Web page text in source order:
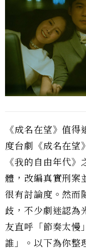
《成名在望》值
度台劇《成名在望
《我的自由年代
體，改編真實刑案
很有討論度。然而
歧，不少劇迷認為
友直呼「節奏太慢
誰」。以下為你整